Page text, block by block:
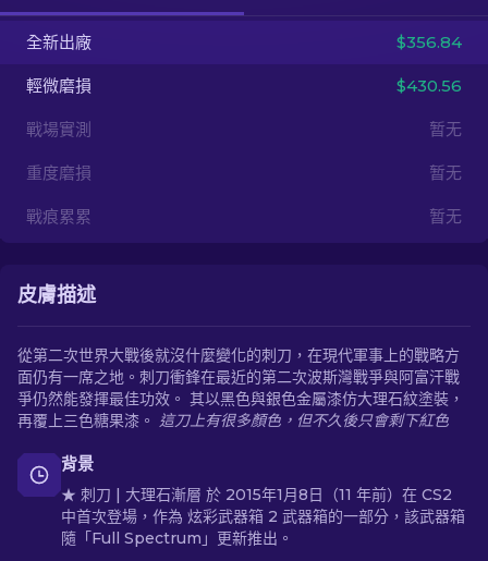
其他
全新出廠 $356.84
輕微磨損 $430.56
戰場實測 暂无
重度磨損 暂无
戰痕累累 暂无
皮膚描述
從第二次世界大戰後就沒什麼變化的刺刀，在現代軍事上的戰略方
面仍有一席之地。刺刀衝鋒在最近的第二次波斯灣戰爭與阿富汗戰
爭仍然能發揮最佳功效。 其以黑色與銀色金屬漆仿大理石紋塗裝，
再覆上三色糖果漆。 這刀上有很多顏色，但不久後只會剩下紅色
背景
★ 刺刀 | 大理石漸層 於 2015年1月8日（11 年前）在 CS2
中首次登場，作為 炫彩武器箱 2 武器箱的一部分，該武器箱
隨「Full Spectrum」更新推出。